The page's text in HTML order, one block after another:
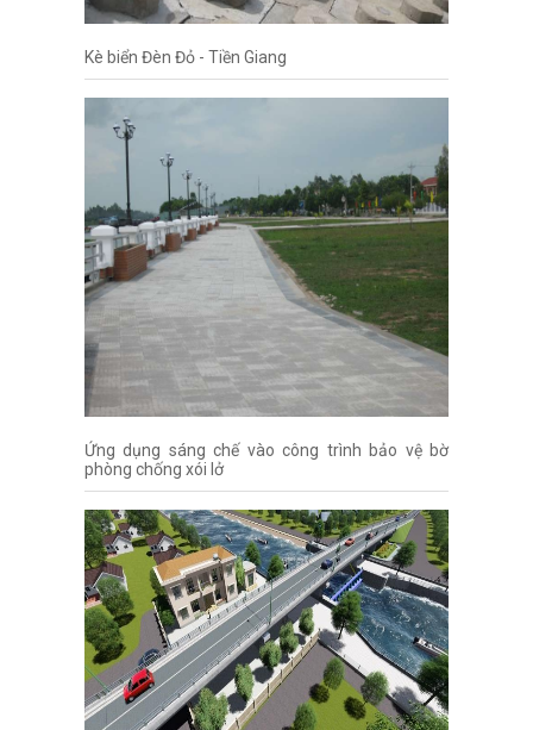
Kè biển Đèn Đỏ - Tiền Giang
Ứng dụng sáng chế vào công trình bảo vệ bờ
phòng chống xói lở